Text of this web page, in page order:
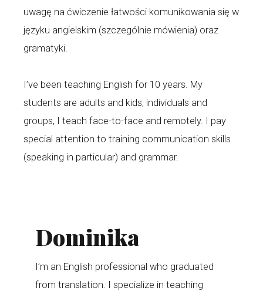
uwagę na ćwiczenie łatwości komunikowania się w
języku angielskim (szczególnie mówienia) oraz
gramatyki.
I’ve been teaching English for 10 years. My
students are adults and kids, individuals and
groups, I teach face-to-face and remotely. I pay
special attention to training communication skills
(speaking in particular) and grammar.
Dominika
I’m an English professional who graduated
from translation. I specialize in teaching